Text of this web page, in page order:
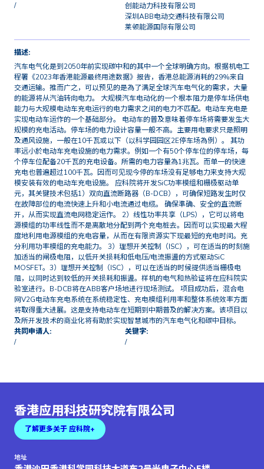
/
创能动力科技有限公司
深圳ABB电动交通科技有限公司
莱顿能源国际有限公司
描述:
汽车电气化是到2050年前实现碳中和的其中一个全球明确方向。根据机电工
程署《2023年香港能源最终用途数据》报告，香港总能源消耗的29%来自
交通运输。推而广之，可以预见的是為了满足全球汽车电气化的需求，大量
的能源将从汽油转向电力。 大规模汽车电动化的一个根本阻力是停车场供电
能力与大规模电动车充电运行的电力需求之间的电力不匹配。电动车充电是
实现电动车运作的一个基础部分。 电动车的普及意味着停车场将需要发生大
规模的充电活动。停车场的电力设计容量一般不高。主要用电要求只是照明
及通风设施，一般在10千瓦或以下（以科学园园区2E停车场為例）。 其功
率远小於电动车充电设施的电力需求。例如一个有50个停车位的停车场，每
个停车位配备20千瓦的充电设备。所需的电力容量為1兆瓦。而单一的快速
充电也普遍超过100千瓦。因而可见现今停的车场没有足够电力来支持大规
模安装有效的电动车充电设施。 应科院将开发SiC功率模组和栅极驱动单
元，其关键技术包括1）双向直流断路器（B-DCB），可确保短路发生时仅
在故障部位的电流快速上升和小电流通过电缆。 确保準确、安全的直流断
开，从而实现直流电网稳定运作。 2）线性功率共享（LPS），它可以将电
源模组的功率线性而不是离散地分配到两个充电桩去。因而可以实现最大程
度地利用电源模组的充电容量，从而在有限资源实下现最短的充电时间。充
分利用功率模组的充电能力。 3）理想开关控制（ISC），可在适当的时刻施
加适当的闸极电阻，以低开关损耗和低电压/电流振盪的方式驱动SiC
MOSFET。3）理想开关控制（ISC），可以在适当的时候提供适当栅极电
阻，以同时达到较低的开关损耗和振盪。样机的电气和热验证将在应科院实
验室进行。B-DCB将在ABB客户场地进行现场测试。 项目成功后，混合电
网V2G电动车充电系统在系统稳定性、充电模组利用率和整体系统效率方面
将取得重大进展。这是支持电动车在短期到中期普及的解决方案。该项目以
及所开发技术的商业化将有助於实现智慧城市的汽车电气化和碳中目标。
共同申请人:
/
关键字:
/
香港应用科技研究院有限公司
了解更多关于 应科院+
地址